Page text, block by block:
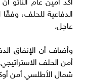
الدفاعية للحلف، وفقًا
عاجل.
وأضاف أن الإنفاق
أمن الحلف
شمال الأطلسي أمن